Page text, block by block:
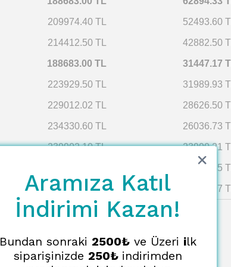
209974.40 TL 52493.60 TL
214412.50 TL 42882.50 TL
188683.00 TL 31447.17
223929.50 TL 31989.93 TL
229012.02 TL 28626.50 TL
234330.60 TL 26036.73 TL
239902.10 TL 23990.21 TL
22340.45 TL
251879.59 TL 20989.97 TL
Aramıza Katıl
İndirimi Kazan!
Bundan sonraki 2500₺ve Üzeri ilk
siparişinizde 250₺ indirimden